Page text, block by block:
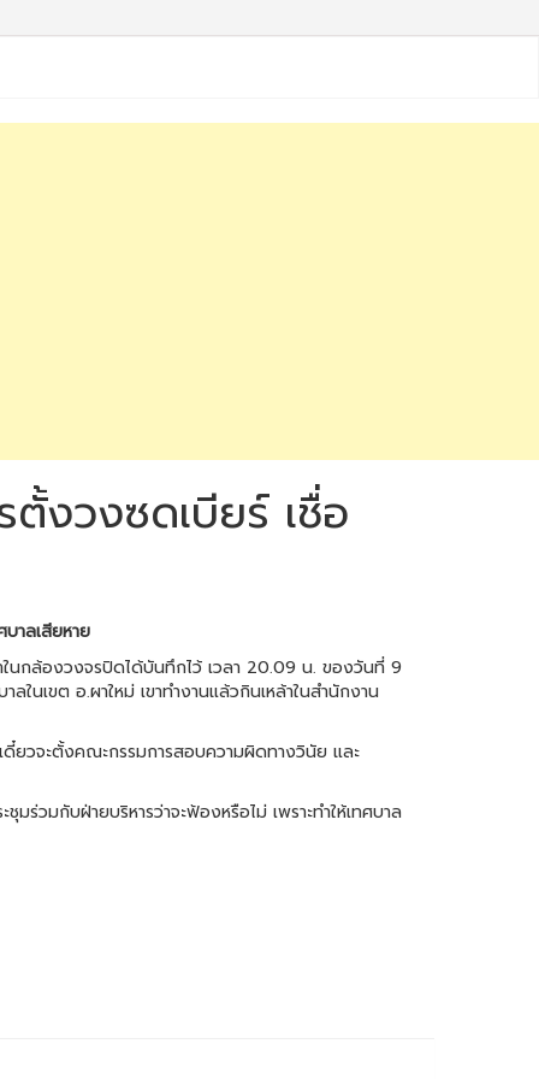
งวงซดเบียร์ เชื่อ
าลเสียหาย
กล้องวงจรปิดได้บันทึกไว้ เวลา 20.09 น. ของวันที่ 9
นเขต อ.ผาใหม่ เขาทำงานแล้วกินเหล้าในสำนักงาน
ยวจะตั้งคณะกรรมการสอบความผิดทางวินัย และ
วมกับฝ่ายบริหารว่าจะฟ้องหรือไม่ เพราะทำให้เทศบาล